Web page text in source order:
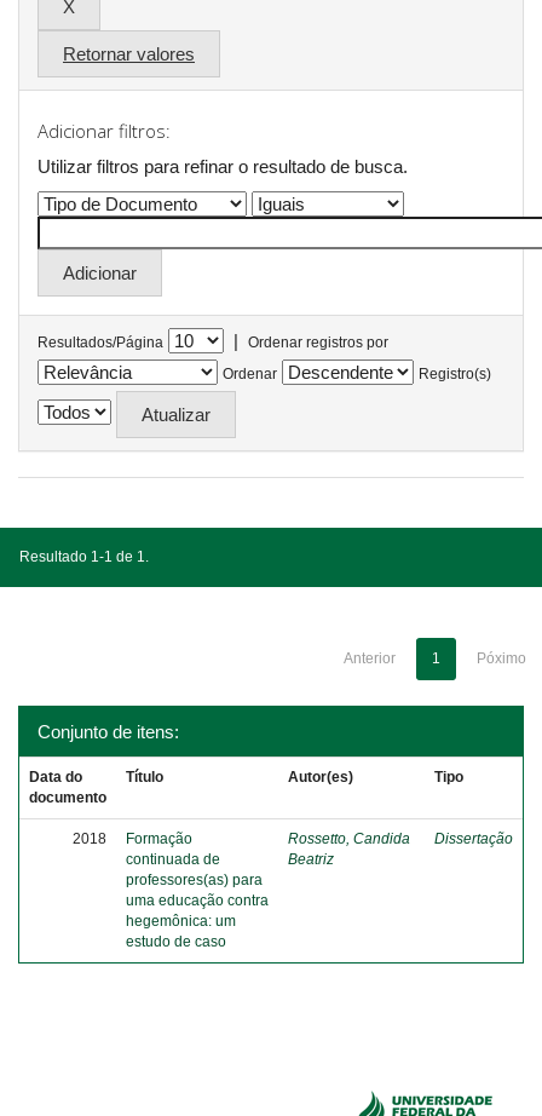
Retornar valores
Adicionar filtros:
Utilizar filtros para refinar o resultado de busca.
Resultados/Página |
Ordenar registros por
Ordenar
Registro(s)
Resultado 1-1 de 1.
Anterior 1 Póximo
Conjunto de itens:
Data do
documento
Título Autor(es) Tipo
2018
Formação
continuada de
professores(as) para
uma educação contra
hegemônica: um
estudo de caso
Rossetto, Candida
Beatriz
Dissertação